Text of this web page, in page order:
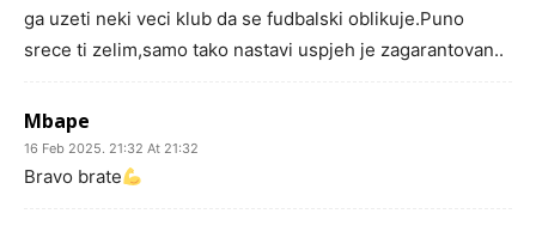
ga uzeti neki veci klub da se fudbalski oblikuje.Puno
srece ti zelim,samo tako nastavi uspjeh je zagarantovan..
Mbape
16 Feb 2025. 21:32 At 21:32
Bravo brate